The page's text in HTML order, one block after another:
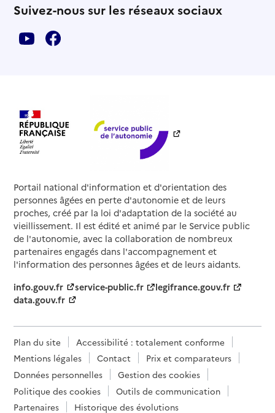
Suivez-nous sur les réseaux sociaux
Portail national d'information et d'orientation des
personnes âgées en perte d'autonomie et de leurs
proches, créé par la loi d'adaptation de la société au
vieillissement. Il est édité et animé par le Service public
de l'autonomie, avec la collaboration de nombreux
partenaires engagés dans l'accompagnement et
l'information des personnes âgées et de leurs aidants.
info.gouv.fr
service-public.fr
legifrance.gouv.fr
data.gouv.fr
Plan du site
Accessibilité : totalement conforme
Mentions légales
Contact
Prix et comparateurs
Données personnelles
Gestion des cookies
Politique des cookies
Outils de communication
Partenaires
Historique des évolutions